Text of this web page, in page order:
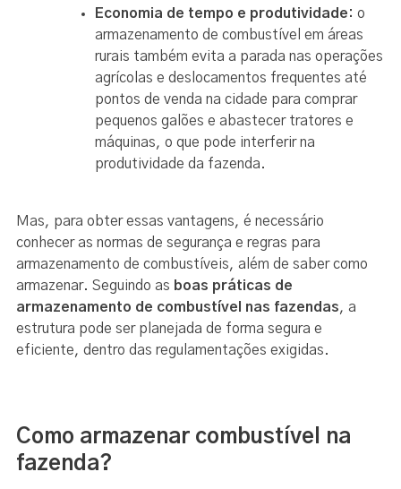
Economia de tempo e produtividade: o
armazenamento de combustível em áreas
rurais também evita a parada nas operações
agrícolas e deslocamentos frequentes até
pontos de venda na cidade para comprar
pequenos galões e abastecer tratores e
máquinas, o que pode interferir na
produtividade da fazenda.
Mas, para obter essas vantagens, é necessário
conhecer as normas de segurança e regras para
armazenamento de combustíveis, além de saber como
armazenar. Seguindo as boas práticas de
armazenamento de combustível nas fazendas, a
estrutura pode ser planejada de forma segura e
eficiente, dentro das regulamentações exigidas.
Como armazenar combustível na
fazenda?